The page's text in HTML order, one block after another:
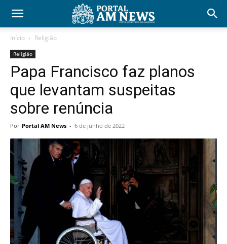
Início Religião
Religião
Papa Francisco faz planos
que levantam suspeitas
sobre renúncia
Por Portal AM News - 6 de junho de 2022